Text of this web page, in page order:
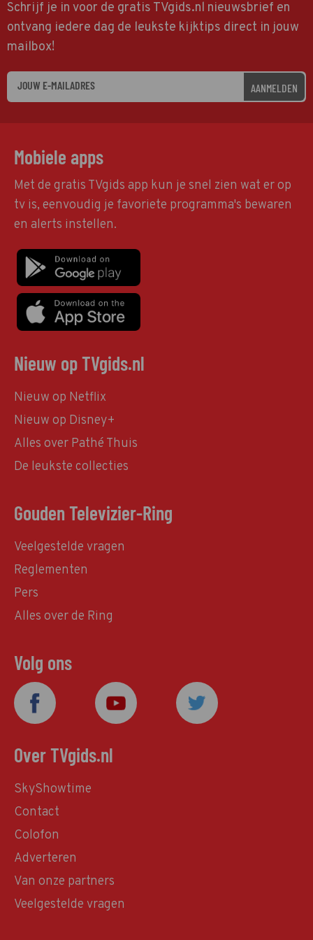
Schrijf je in voor de gratis TVgids.nl nieuwsbrief en
ontvang iedere dag de leukste kijktips direct in jouw
mailbox!
AANMELDEN
Mobiele apps
Met de gratis TVgids app kun je snel zien wat er op
tv is, eenvoudig je favoriete programma's bewaren
en alerts instellen.
Nieuw op TVgids.nl
Nieuw op Netflix
Nieuw op Disney+
Alles over Pathé Thuis
De leukste collecties
Gouden Televizier-Ring
Veelgestelde vragen
Reglementen
Pers
Alles over de Ring
Volg ons
Over TVgids.nl
SkyShowtime
Contact
Colofon
Adverteren
Van onze partners
Veelgestelde vragen